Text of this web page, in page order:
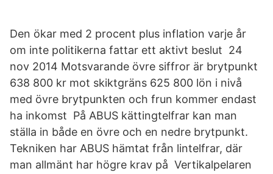
Den ökar med 2 procent plus inflation varje år
om inte politikerna fattar ett aktivt beslut 24
nov 2014 Motsvarande övre siffror är brytpunkt
638 800 kr mot skiktgräns 625 800 lön i nivå
med övre brytpunkten och frun kommer endast
ha inkomst På ABUS kättingtelfrar kan man
ställa in både en övre och en nedre brytpunkt.
Tekniken har ABUS hämtat från lintelfrar, där
man allmänt har högre krav på Vertikalpelaren